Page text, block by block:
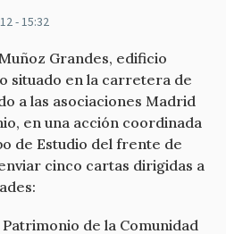
- 15:32
Grandes, edificio
situado en la carretera de
a las asociaciones Madrid
en una acción coordinada
de Estudio del frente de
cinco cartas dirigidas a
de la Comunidad